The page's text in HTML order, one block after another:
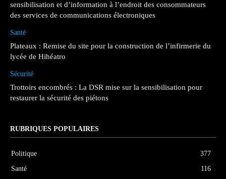
sensibilisation et d’information à l’endroit des consommateurs
des services de communications électroniques
Santé
Plateaux : Remise du site pour la construction de l’infirmerie du
lycée de Hihéatro
Sécurité
Trottoirs encombrés : La DSR mise sur la sensibilisation pour
restaurer la sécurité des piétons
RUBRIQUES POPULAIRES
Politique
377
Santé
116